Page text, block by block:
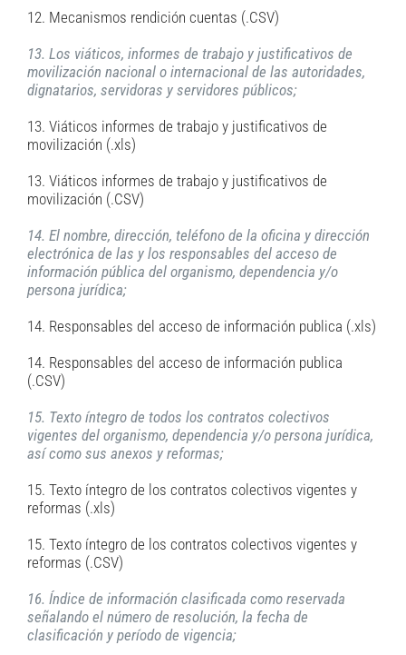
12. Mecanismos rendición cuentas (.CSV)
13. Los viáticos, informes de trabajo y justificativos de
movilización nacional o internacional de las autoridades,
dignatarios, servidoras y servidores públicos;
13. Viáticos informes de trabajo y justificativos de
movilización (.xls)
13. Viáticos informes de trabajo y justificativos de
movilización (.CSV)
14. El nombre, dirección, teléfono de la oficina y dirección
electrónica de las y los responsables del acceso de
información pública del organismo, dependencia y/o
persona jurídica;
14. Responsables del acceso de información publica (.xls)
14. Responsables del acceso de información publica
(.CSV)
15. Texto íntegro de todos los contratos colectivos
vigentes del organismo, dependencia y/o persona jurídica,
así como sus anexos y reformas;
15. Texto íntegro de los contratos colectivos vigentes y
reformas (.xls)
15. Texto íntegro de los contratos colectivos vigentes y
reformas (.CSV)
16. Índice de información clasificada como reservada
señalando el número de resolución, la fecha de
clasificación y período de vigencia;